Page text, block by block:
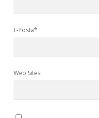
E-Posta*
Web Sitesi